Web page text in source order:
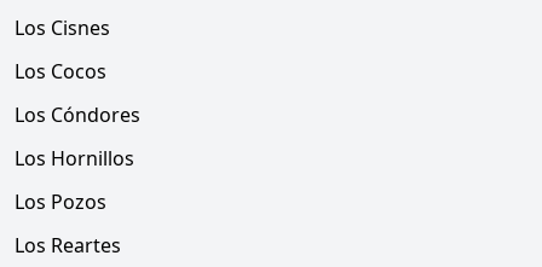
Los Cisnes
Los Cocos
Los Cóndores
Los Hornillos
Los Pozos
Los Reartes